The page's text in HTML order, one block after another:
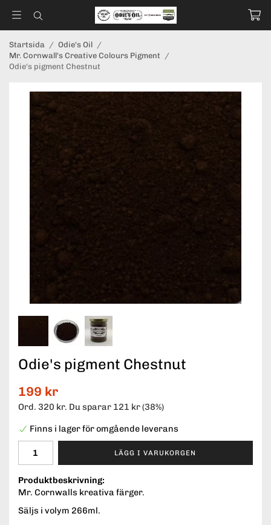
Startsida / Odie's Oil /
Mr. Cornwall's Creative Colours Pigment /
Odie's pigment Chestnut
Odie's pigment Chestnut
199 kr
Ord. 320 kr. Du sparar 121 kr(38%)
Finns i lager för omgående leverans
LÄGG I VARUKORGEN
Produktbeskrivning:
Mr. Cornwalls kreativa färger.
Säljs i volym 266ml.